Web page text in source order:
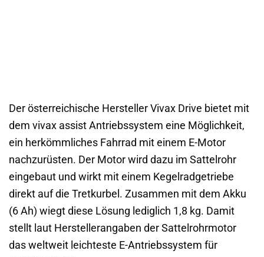
Der österreichische Hersteller Vivax Drive bietet mit
dem vivax assist Antriebssystem eine Möglichkeit,
ein herkömmliches Fahrrad mit einem E-Motor
nachzurüsten. Der Motor wird dazu im Sattelrohr
eingebaut und wirkt mit einem Kegelradgetriebe
direkt auf die Tretkurbel. Zusammen mit dem Akku
(6 Ah) wiegt diese Lösung lediglich 1,8 kg. Damit
stellt laut Herstellerangaben der Sattelrohrmotor
das weltweit leichteste E-Antriebssystem für